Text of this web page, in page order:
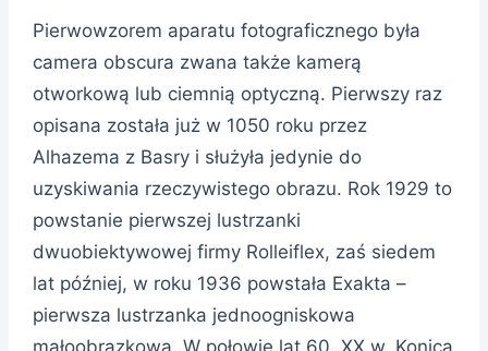
Pierwowzorem aparatu fotograficznego była
camera obscura zwana także kamerą
otworkową lub ciemnią optyczną. Pierwszy raz
opisana została już w 1050 roku przez
Alhazema z Basry i służyła jedynie do
uzyskiwania rzeczywistego obrazu. Rok 1929 to
powstanie pierwszej lustrzanki
dwuobiektywowej firmy Rolleiflex, zaś siedem
lat później, w roku 1936 powstała Exakta –
pierwsza lustrzanka jednoogniskowa
małoobrazkowa. W połowie lat 60. XX w. Konica